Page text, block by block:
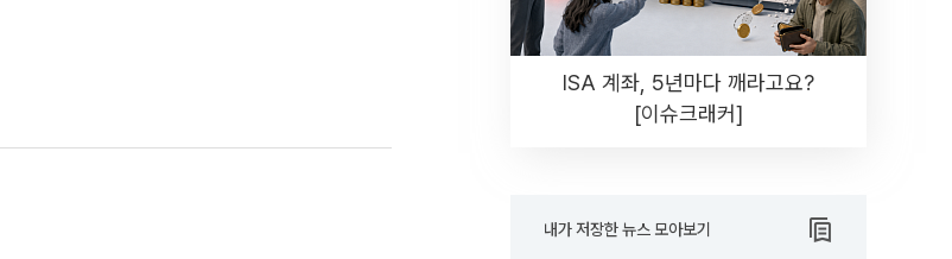
ISA 계좌, 5년마다 깨라고요?
[이슈크래커]
내가 저장한 뉴스 모아보기